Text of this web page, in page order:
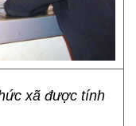
xã được tính